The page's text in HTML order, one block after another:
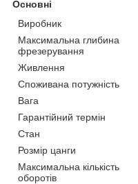
Основні
Виробник
Максимальна глибина
фрезерування
Живлення
Споживана потужність
Вага
Гарантійний термін
Стан
Розмір цанги
Максимальна кількість
оборотів